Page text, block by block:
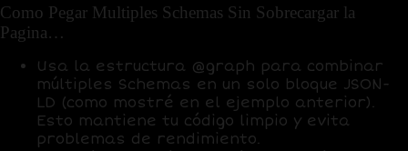
Como Pegar Multiples Schemas Sin Sobrecargar la
Pagina…
Usa la estructura @graph para combinar
múltiples Schemas en un solo bloque JSON-
LD (como mostré en el ejemplo anterior).
Esto mantiene tu código limpio y evita
problemas de rendimiento.